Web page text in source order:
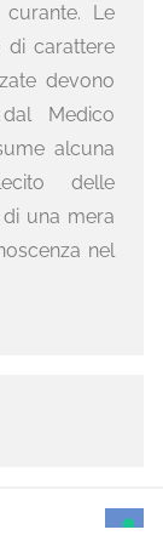
Le
di carattere
devono
Medico
alcuna
delle
una mera
nel